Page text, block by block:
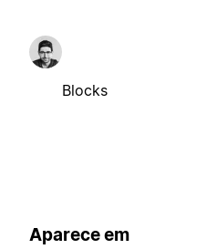
Blocks
Aparece em